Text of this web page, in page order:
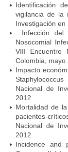
Identificación
vigilancia de la
Investigación
. Infección
Nosocomial
VIII Encuentro
Colombia, mayo
Impacto
Nacional de
2012.
Mortalidad de
pacientes
Nacional de
2012.
Incidence and